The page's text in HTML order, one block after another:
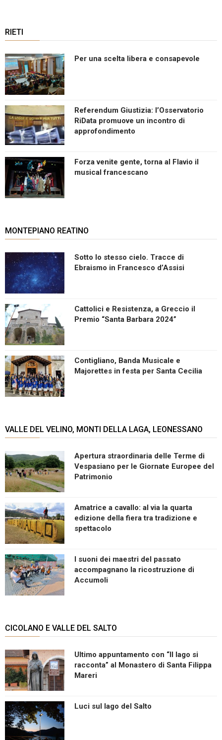
RIETI
Per una scelta libera e consapevole
Referendum Giustizia: l’Osservatorio
RiData promuove un incontro di
approfondimento
Forza venite gente, torna al Flavio il
musical francescano
MONTEPIANO REATINO
Sotto lo stesso cielo. Tracce di
Ebraismo in Francesco d’Assisi
Cattolici e Resistenza, a Greccio il
Premio “Santa Barbara 2024”
Contigliano, Banda Musicale e
Majorettes in festa per Santa Cecilia
VALLE DEL VELINO, MONTI DELLA LAGA, LEONESSANO
Apertura straordinaria delle Terme di
Vespasiano per le Giornate Europee del
Patrimonio
Amatrice a cavallo: al via la quarta
edizione della fiera tra tradizione e
spettacolo
I suoni dei maestri del passato
accompagnano la ricostruzione di
Accumoli
CICOLANO E VALLE DEL SALTO
Ultimo appuntamento con “Il lago si
racconta” al Monastero di Santa Filippa
Mareri
Luci sul lago del Salto